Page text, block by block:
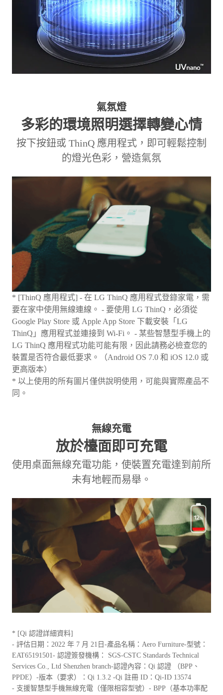
氣氛燈
多彩的環境照明選擇轉變心情
按下按鈕或 ThinQ 應用程式，即可輕鬆控制
的燈光色彩，營造氣氛
* [ThinQ 應用程式] - 在 LG ThinQ 應用程式登錄家電，需
要在家中使用無線連線。 - 要使用 LG ThinQ，必須從
Google Play Store 或 Apple App Store 下載安裝「LG
ThinQ」應用程式並連接到 Wi-Fi。 - 某些智慧型手機上的
LG ThinQ 應用程式功能可能有限，因此請務必檢查您的
裝置是否符合最低要求。（Android OS 7.0 和 iOS 12.0 或
更高版本）
* 以上使用的所有圖片僅供說明使用，可能與實際產品不
同。
無線充電
放於檯面即可充電
使用桌面無線充電功能，使裝置充電達到前所
未有地輕而易舉。
* [Qi 認證詳細資料]
- 評估日期：2022 年 7 月 21日-產品名稱：Aero Furniture-型號：
EAT65191501- 認證簽發機構： SGS-CSTC Standards Technical
Services Co., Ltd Shenzhen branch-認證內容：Qi 認證 （BPP、
PPDE）-版本（要求）：Qi 1.3.2 -Qi 註冊 ID：Qi-ID 13574
- 支援智慧型手機無線充電（僅限相容型號）- BPP（基本功率配